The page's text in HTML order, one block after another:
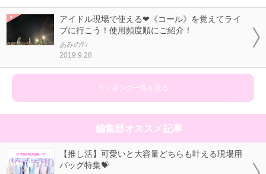
アイドル現場で使える❤《コール》を覚えてライ
ブに行こう！使用頻度順にご紹介！
あみのｻﾝ
2019.9.28
ランキング一覧を見る
編集部オススメ記事
【推し活】可愛いと大容量どちらも叶える現場用
バッグ特集💝